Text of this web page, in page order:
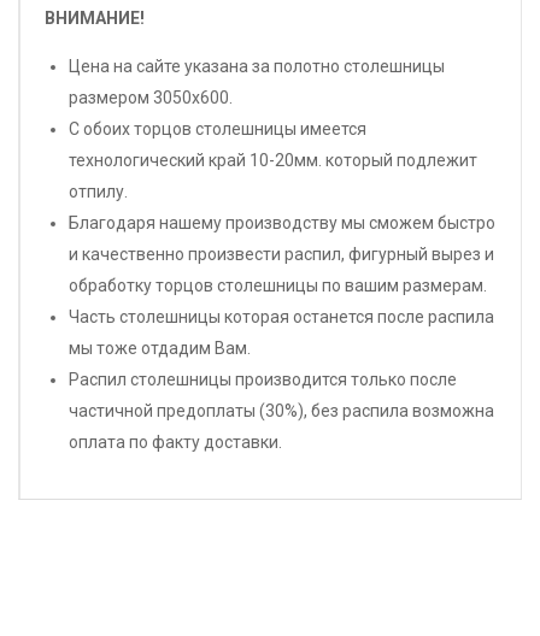
ВНИМАНИЕ!
Цена на сайте указана за полотно столешницы
размером 3050х600.
С обоих торцов столешницы имеется
технологический край 10-20мм. который подлежит
отпилу.
Благодаря нашему производству мы сможем быстро
и качественно произвести распил, фигурный вырез и
обработку торцов столешницы по вашим размерам.
Часть столешницы которая останется после распила
мы тоже отдадим Вам.
Распил столешницы производится только после
частичной предоплаты (30%), без распила возможна
оплата по факту доставки.